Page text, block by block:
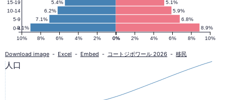
ル
の
人
8.9%
9.1%
6.8%
7.1%
5.9%
6.2%
5.1%
5.4%
0% 2% 4% 6% 8% 10%
10% 8% 6% 4% 2% 0%
0-4
5-9
10-14
15-19
Download image - Excel - Embed - コートジボワール 2026 - 移民
人口